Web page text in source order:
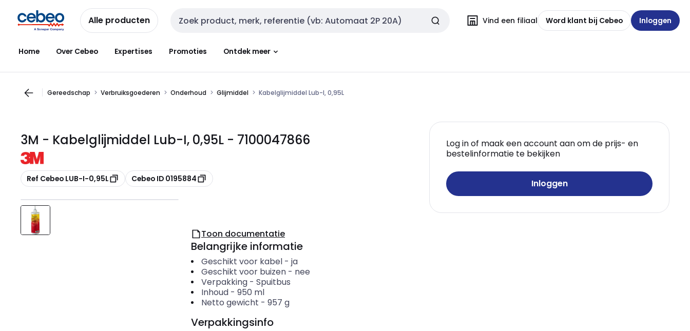
naar
navigatie
naar
inhoud
Alle producten Zoekveld invoer Vind een filiaal Word klant bij Cebeo Inloggen
Home Over Cebeo Expertises Promoties Ontdek meer
Gereedschap Verbruiksgoederen Onderhoud Glijmiddel Kabelglijmiddel Lub-I, 0,95L
3M - Kabelglijmiddel Lub-I, 0,95L - 7100047866
Kopiëren
Ref Cebeo LUB-I-0,95L Kopiëren
Cebeo ID 0195884
Log in of maak een account aan om de prijs- en
bestelinformatie te bekijken
Inloggen
Toon documentatie
Belangrijke informatie
Geschikt voor kabel- ja
Geschikt voor buizen- nee
Verpakking- Spuitbus
Inhoud- 950 ml
Netto gewicht - 957 g
Verpakkingsinfo